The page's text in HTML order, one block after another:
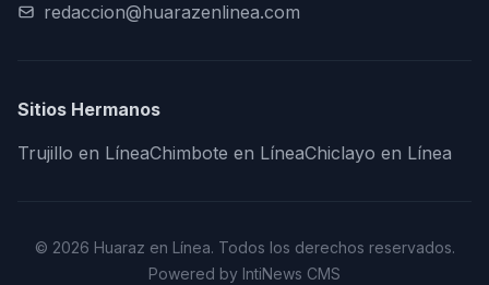
redaccion@huarazenlinea.com
Sitios Hermanos
Trujillo en LíneaChimbote en LíneaChiclayo en Línea
© 2026 Huaraz en Línea. Todos los derechos reservados.
Powered by IntiNews CMS